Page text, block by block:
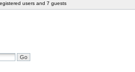
users and 7 guests